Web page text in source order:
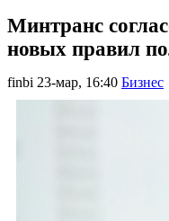
Минтранс
новых правил
finbi 23-мар, 16:40 Бизнес